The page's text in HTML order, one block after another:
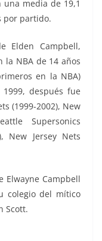
media de 19,1
por partido.
Elden Campbell,
la NBA de 14 años
en la NBA)
después fue
(1999-2002), New
Supersonics
New Jersey Nets
Elwayne Campbell
colegio del mítico
Scott.